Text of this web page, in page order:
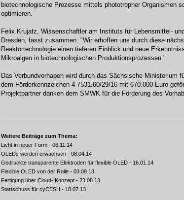
biotechnologische Prozesse mittels phototropher Organismen
optimieren.
Felix Krujatz, Wissenschaftler am Instituts für Lebensmittel-
Dresden, fasst zusammen: "Wir erhoffen uns durch diese
Reaktortechnologie einen tieferen Einblick und neue
Mikroalgen in biotechnologischen Produktionsprozessen."
Das Verbundvorhaben wird durch das Sächsische Ministerium
dem Förderkennzeichen 4-7531.60/29/16 mit 670.000 Euro
Projektpartner danken dem SMWK für die Förderung des
Weitere Beiträge zum Thema:
Licht in neuer Form - 06.11.14
OLEDs werden erwachsen - 08.04.14
Gedruckte transparente Elektroden für flexible OLED - 16.01.14
Flexible OLED von der Rolle - 03.09.13
Fertigung über Cloud- Konzept - 23.08.13
Startschuss für cyCESH - 18.07.13